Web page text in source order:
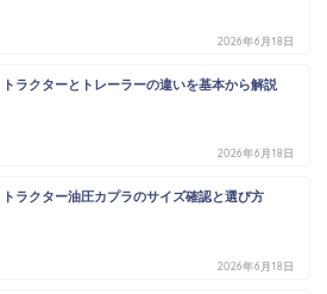
2026年6月18日
トラクターとトレーラーの違いを基本から解説
2026年6月18日
トラクター油圧カプラのサイズ確認と選び方
2026年6月18日